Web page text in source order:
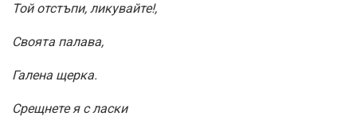
Той отстъпи, ликувайте!,
Своята палава,
Галена щерка.
Срещнете я с ласки